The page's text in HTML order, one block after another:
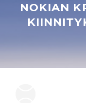
NOKIAN